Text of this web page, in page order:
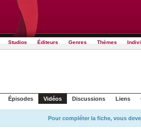
Studios Éditeurs Genres Thèmes
Épisodes Vidéos Discussions Liens
Pour compléter la fiche, vous